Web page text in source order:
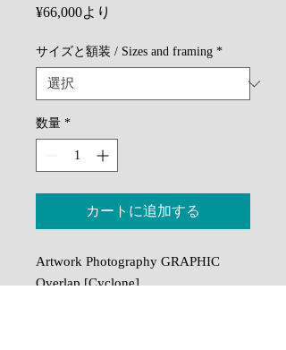
¥66,000より
ル
価
サイズと額装 / Sizes and framing *
数量 *
カートに追加する
Artwork Photography GRAPHIC
Overlap [Cyclone]